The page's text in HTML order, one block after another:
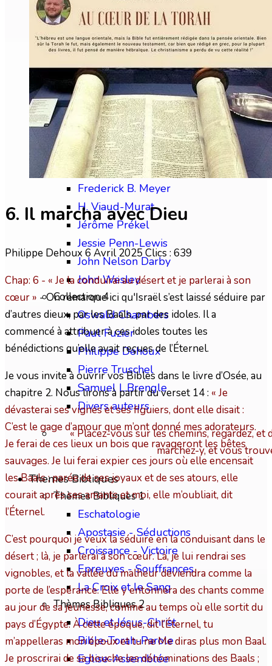
Collection 2
Charles H.Mackintosh
Charles Spurgeon
Christian Briem
Charles Finney
David Wilkerson
Edward M. Bounds
Collection 3
Frédéric Gabelle
Frederick B. Meyer
H. Viaud-Murat
Jérôme Prékel
Jessie Penn-Lewis
John Nelson Darby
John Wesley
Collection 4
Oswald Chambers
Paul Fuzier
Philippe Dehoux
Pierre Truschel
Samuel L.Brengle
Divers auteurs
« Placez-vous sur les chemins, regardez,
marchez-y, et vous
Themes Bibliques
Thèmes Bibliques 1
Eschatologie
Apostasie - Séductions
Croissance - Victoire
Epreuves - Souffrances
La Croix et le Sang
Thèmes Bibliques 2
Dieu et Jésus-Christ
Bible-Torah-Parole
Eglise-Assemblée
6. Il marcha avec Dieu
Philippe Dehoux 6 Avril 2025 Clics : 639
Chap: 6 - « Je la conduirai au désert et je parlerai à son
cœur » - On remarque ici qu'Israël s’est laissé séduire par
d’autres dieux, par les Baals, par des idoles. Il a
commencé à attribuer à ces idoles toutes les
bénédictions qu’elle avait reçues de l’Éternel.
Je vous invite à ouvrir vos Bibles dans le livre d’Osée, au
chapitre 2. Nous lirons à partir du verset 14 : « Je
dévasterai ses vignes et ses figuiers, dont elle disait :
C’est le gage d’amour que m’ont donné mes adorateurs.
Je ferai de ces lieux un bois que ravageront les bêtes
sauvages. Je lui ferai expier ces jours où elle encensait
les Baals ; parée de ses joyaux et de ses atours, elle
courait après ses amants et moi, elle m’oubliait, dit
l’Éternel.
C’est pourquoi je veux la séduire en la conduisant dans le
désert ; là, je parlerai à son cœur. Là, je lui rendrai ses
vignobles, et la vallée du malheur deviendra comme la
porte de l’espérance. Elle y entonnera des chants comme
au jour de sa jeunesse, comme au temps où elle sortit du
pays d’Égypte. À cette époque, dit l’Éternel, tu
m’appelleras mon époux et tu ne Me diras plus mon Baal.
Je proscrirai de sa bouche les dénominations des Baals ;